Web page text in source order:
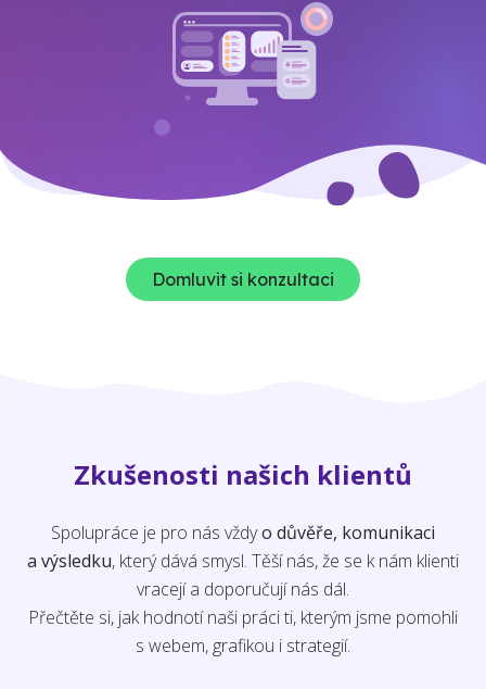
Domluvit si konzultaci
Zkušenosti našich klientů
Spolupráce je pro nás vždyo důvěře, komunikaci
a výsledku, který dává smysl. Těší nás, že se k nám klienti
vracejí a doporučují nás dál.
Přečtěte si, jak hodnotí naši práci ti, kterým jsme pomohli
s webem, grafikou i strategií.